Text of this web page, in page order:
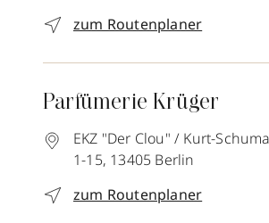
zum Routenplaner
Parfümerie Krüger
EKZ "Der Clou" / Kurt-
1-15, 13405 Berlin
zum Routenplaner